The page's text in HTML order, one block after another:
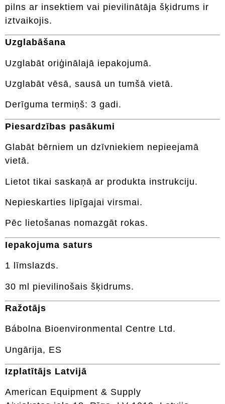
pilns ar insektiem vai pievilinātāja šķidrums ir
iztvaikojis.
Uzglabāšana
Uzglabāt oriģinālajā iepakojumā.
Uzglabāt vēsā, sausā un tumšā vietā.
Derīguma termiņš: 3 gadi.
Piesardzības pasākumi
Glabāt bērniem un dzīvniekiem nepieejamā
vietā.
Lietot tikai saskaņā ar produkta instrukciju.
Nepieskarties lipīgajai virsmai.
Pēc lietošanas nomazgāt rokas.
Iepakojuma saturs
1 līmslazds.
30 ml pievilinošais šķidrums.
Ražotājs
Bábolna Bioenvironmental Centre Ltd.
Ungārija, ES
Izplatītājs Latvijā
American Equipment & Supply